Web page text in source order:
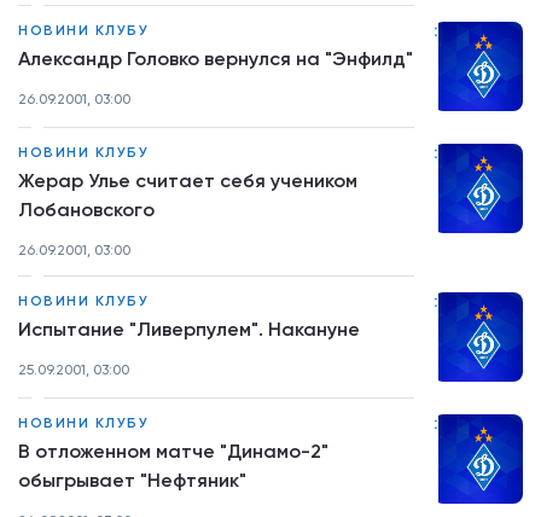
:
НОВИНИ КЛУБУ
Александр Головко вернулся на "Энфилд"
26.09.2001, 03:00
:
НОВИНИ КЛУБУ
Жерар Улье считает себя учеником
Лобановского
26.09.2001, 03:00
:
НОВИНИ КЛУБУ
Испытание "Ливерпулем". Накануне
25.09.2001, 03:00
:
НОВИНИ КЛУБУ
В отложенном матче "Динамо-2"
обыгрывает "Нефтяник"